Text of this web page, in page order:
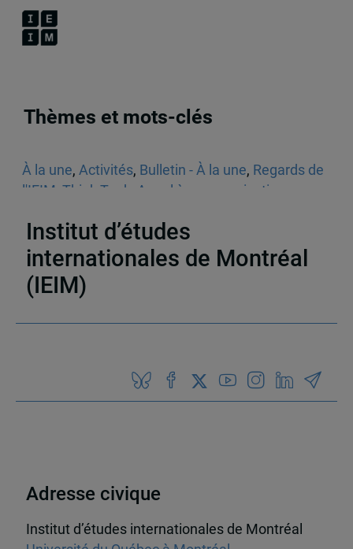
Thèmes et mots-clés
À la une, Activités, Bulletin - À la une, Regards de
l'IEIM Think Tank Appel à communications
Institut d’études
internationales de Montréal
(IEIM)
Adresse civique
Institut d’études internationales de Montréal